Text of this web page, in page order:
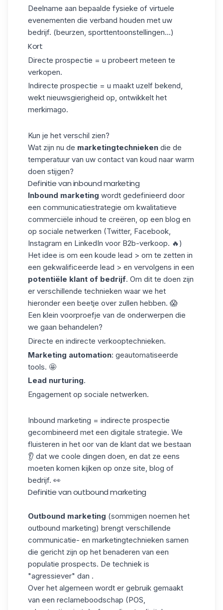
Deelname aan bepaalde fysieke of virtuele
evenementen die verband houden met uw
bedrijf. (beurzen, sporttentoonstellingen...)
Kort
Directe prospectie = u probeert meteen te
verkopen.
Indirecte prospectie = u maakt uzelf bekend,
wekt nieuwsgierigheid op, ontwikkelt het
merkimago.
Kun je het verschil zien?
Wat zijn nu de marketingtechnieken die de
temperatuur van uw contact van koud naar warm
doen stijgen?
Definitie van inbound marketing
Inbound marketing wordt gedefinieerd door
een communicatiestrategie om kwalitatieve
commerciële inhoud te creëren, op een blog en
op sociale netwerken (Twitter, Facebook,
Instagram en LinkedIn voor B2b-verkoop. 🔥)
Het idee is om een koude lead > om te zetten in
een gekwalificeerde lead > en vervolgens in een
potentiële klant of bedrijf. Om dit te doen zijn
er verschillende technieken waar we het
hieronder een beetje over zullen hebben. 😱
Een klein voorproefje van de onderwerpen die
we gaan behandelen?
Directe en indirecte verkooptechnieken.
Marketing automation: geautomatiseerde
tools. 🤩
Lead nurturing.
Engagement op sociale netwerken.
Inbound marketing = indirecte prospectie
gecombineerd met een digitale strategie. We
fluisteren in het oor van de klant dat we bestaan
👂 dat we coole dingen doen, en dat ze eens
moeten komen kijken op onze site, blog of
bedrijf. 👀
Definitie van outbound marketing
Outbound marketing (sommigen noemen het
outbound marketing) brengt verschillende
communicatie- en marketingtechnieken samen
die gericht zijn op het benaderen van een
populatie prospects. De techniek is
"agressiever" dan .
Over het algemeen wordt er gebruik gemaakt
van een reclameboodschap (POS,